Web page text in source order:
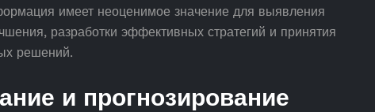
имеет неоценимое значение для выявления
разработки эффективных стратегий и принятия
решений.
и прогнозирование